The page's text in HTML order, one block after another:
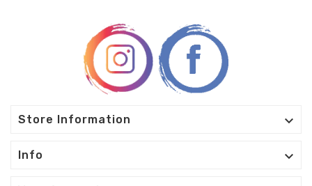
Store Information 
Info 